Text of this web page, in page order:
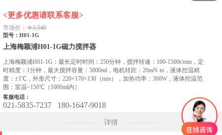
<更多优惠请联系客服>
市场价： ￥1,540
型号：H01-1G
上海梅颖浦H01-1G磁力搅拌器
上海梅颖浦H01-1G：最长定时时间：250分钟，搅拌转速：100-1500r/min，定
时精度：1分钟，最大搅拌容量：5000ml，电机转距：20mN·m，液体控温精
度：±1℃，外形尺寸：220×170×130（mm），加热功率：360W，液体控温范
围：室温~150℃（1000ml内）
客服电话：
021-5835-7237 180-1647-9018
详情